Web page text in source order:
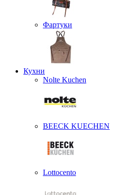
Фартуки
Кухни
Nolte Kuchen
BEECK KUECHEN
Lottocento